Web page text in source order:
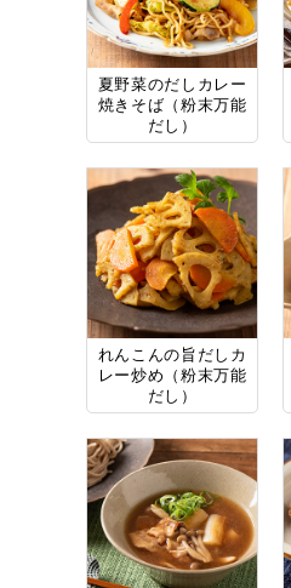
夏野菜のだしカレー
焼きそば（粉末万能
だし）
れんこんの旨だしカ
レー炒め（粉末万能
だし）